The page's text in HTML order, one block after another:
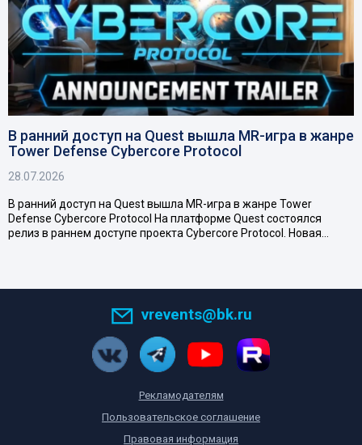
В ранний доступ на Quest вышла MR-игра в жанре
Tower Defense Cybercore Protocol
28.07.2026
В ранний доступ на Quest вышла MR-игра в жанре Tower
Defense Cybercore Protocol На платформе Quest состоялся
релиз в раннем доступе проекта Cybercore Protocol. Новая…
vrevents@bk.ru
Рекламодателям
Пользовательское соглашение
Правовая информация